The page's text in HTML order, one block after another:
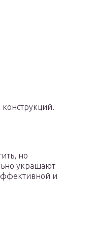
конструкций.
но
украшают
и